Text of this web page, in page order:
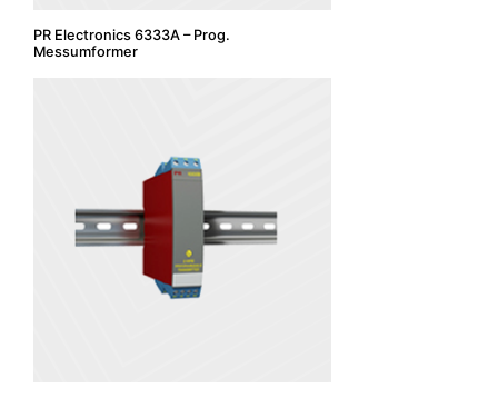
PR Electronics 6333A – Prog.
Messumformer